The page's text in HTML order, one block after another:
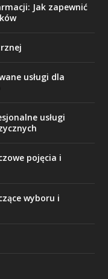
Jak zapewnić
usługi dla
usługi
pojęcia i
wyboru i